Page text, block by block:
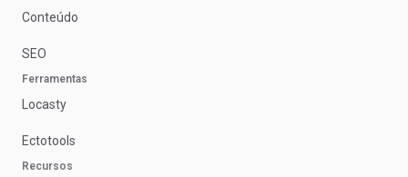
Conteúdo
SEO
Ferramentas
Locasty
Ectotools
Recursos